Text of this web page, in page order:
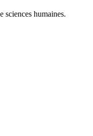
sciences humaines.